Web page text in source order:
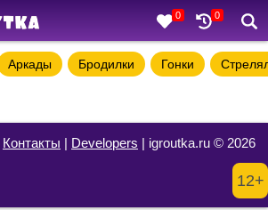
0 0
Аркады Бродилки Гонки
Контакты | Developers | igroutka.ru © 2026
12+